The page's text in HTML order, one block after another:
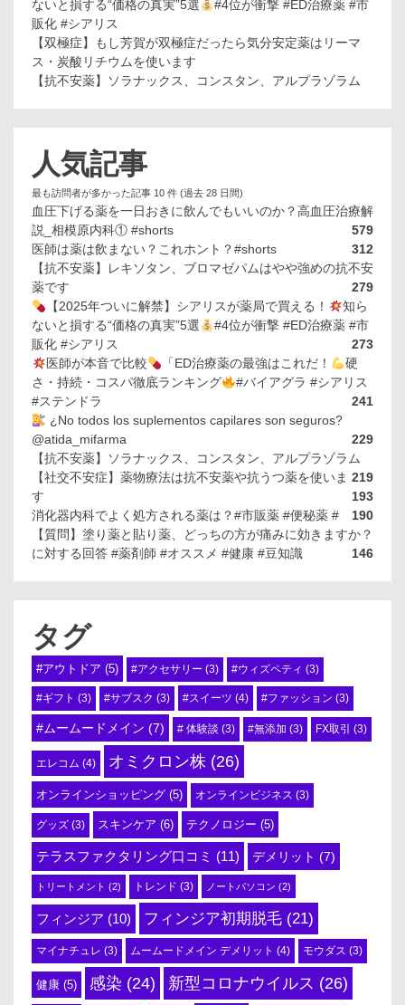
ないと損する“価格の真実”5選
#4位が衝撃 #ED治療薬 #市
販化 #シアリス
【双極症】もし芳賀が双極症だったら気分安定薬はリーマ
ス・炭酸リチウムを使います
【抗不安薬】ソラナックス、コンスタン、アルプラゾラム
人気記事
最も訪問者が多かった記事 10 件 (過去 28 日間)
血圧下げる薬を一日おきに飲んでもいいのか？高血圧治療解
説_相模原内科① #shorts
579
医師は薬は飲まない？これホント？#shorts
312
【抗不安薬】レキソタン、ブロマゼパムはやや強めの抗不安
薬です
279
【2025年ついに解禁】シアリスが薬局で買える！
知ら
ないと損する“価格の真実”5選
#4位が衝撃 #ED治療薬 #市
販化 #シアリス
273
医師が本音で比較
「ED治療薬の最強はこれだ！
硬
さ・持続・コスパ徹底ランキング
#バイアグラ #シアリス
#ステンドラ
241
¿No todos los suplementos capilares son seguros?
@atida_mifarma
229
【抗不安薬】ソラナックス、コンスタン、アルプラゾラム
219
【社交不安症】薬物療法は抗不安薬や抗うつ薬を使いま
す
193
消化器内科でよく処方される薬は？#市販薬 #便秘薬 #
190
【質問】塗り薬と貼り薬、どっちの方が痛みに効きますか？
に対する回答 #薬剤師 #オススメ #健康 #豆知識
146
タグ
#アウトドア (5) #アクセサリー (3) #ウィズペティ (3)
#ギフト (3) #サブスク (3) #スイーツ (4) #ファッション (3)
#ムームードメイン (7) # 体験談 (3) #無添加 (3) FX取引 (3)
エレコム (4) オミクロン株 (26)
オンラインショッピング (5) オンラインビジネス (3)
グッズ (3) スキンケア (6) テクノロジー (5)
テラスファクタリング口コミ (11) デメリット (7)
トリートメント (2) トレンド (3) ノートパソコン (2)
フィンジア (10) フィンジア初期脱毛 (21)
マイナチュレ (3) ムームードメイン デメリット (4) モウダス (3)
健康 (5) 感染 (24) 新型コロナウイルス (26)